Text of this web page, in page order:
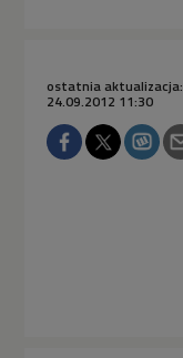
ostatnia aktualizacja:
24.09.2012 11:30